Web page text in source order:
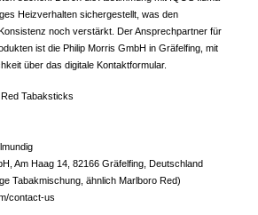
Heizverhalten sichergestellt, was den
noch verstärkt. Der Ansprechpartner für
ist die Philip Morris GmbH in Gräfelfing, mit
über das digitale Kontaktformular.
Tabaksticks
Am Haag 14, 82166 Gräfelfing, Deutschland
Tabakmischung, ähnlich Marlboro Red)
contact-us